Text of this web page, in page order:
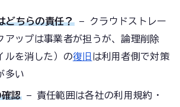
どちらの責任？ — クラウドストレー
アップは事業者が担うが、論理削除
ルを消した）の復旧 は利用者側で対策
多い
認— 責任範囲は各社の利用規約・